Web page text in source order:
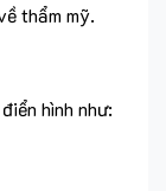
thẩm mỹ.
hình như: